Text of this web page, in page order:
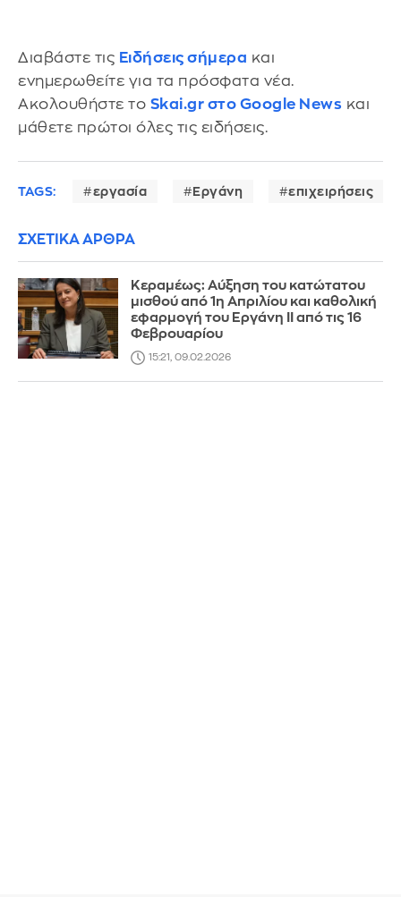
Διαβάστε τις Ειδήσεις σήμερα και
ενημερωθείτε για τα πρόσφατα νέα.
Ακολουθήστε το Skai.gr στο Google News και
μάθετε πρώτοι όλες τις ειδήσεις.
TAGS: εργασία Εργάνη επιχειρήσεις
ΣΧΕΤΙΚΑ ΑΡΘΡΑ
Κεραμέως: Αύξηση του κατώτατου
μισθού από 1η Απριλίου και καθολική
εφαρμογή του Εργάνη ΙΙ από τις 16
Φεβρουαρίου
15:21, 09.02.2026